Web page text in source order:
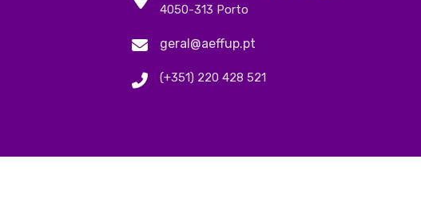
4050-313 Porto
geral@aeffup.pt
(+351) 220 428 521